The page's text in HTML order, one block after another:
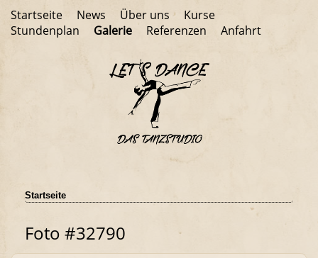
Startseite News Über uns
Kurse
Stundenplan
Galerie Referenzen Anfahrt
Startseite
Foto #32790